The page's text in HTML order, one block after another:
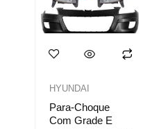
HYUNDAI
Para-Choque
Com Grade E